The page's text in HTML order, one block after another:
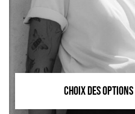
CHOIX DES OPTIONS